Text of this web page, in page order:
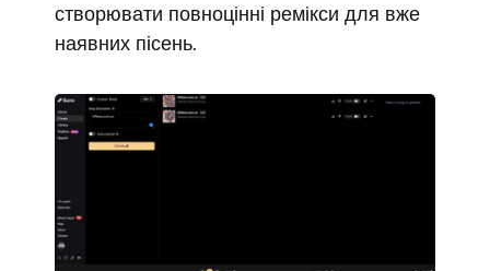
створювати повноцінні ремікси для вже
наявних пісень.